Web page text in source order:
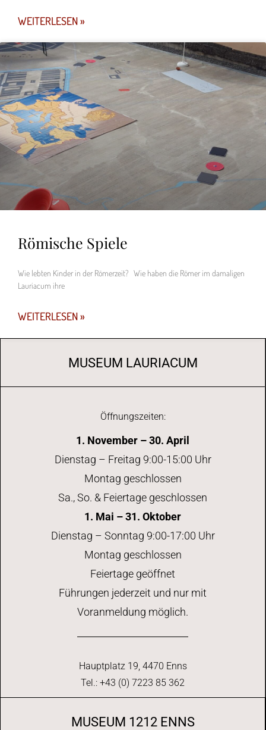
WEITERLESEN »
Römische Spiele
Wie lebten Kinder in der Römerzeit? Wie haben die Römer im damaligen
Lauriacum ihre
WEITERLESEN »
MUSEUM LAURIACUM
Öffnungszeiten:
1. November – 30. April
Dienstag – Freitag 9:00-15:00 Uhr
Montag geschlossen
Sa., So. & Feiertage geschlossen
1. Mai – 31. Oktober
Dienstag – Sonntag 9:00-17:00 Uhr
Montag geschlossen
Feiertage geöffnet
Führungen jederzeit und nur mit
Voranmeldung möglich.
Hauptplatz 19, 4470 Enns
Tel.: +43 (0) 7223 85 362
MUSEUM 1212 ENNS